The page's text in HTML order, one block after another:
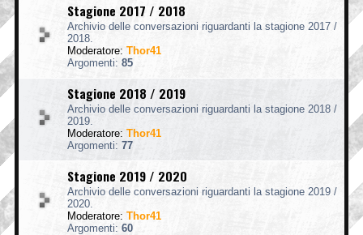
Stagione 2017 / 2018
Archivio delle conversazioni riguardanti la stagione 2017 /
2018.
Moderatore: Thor41
Argomenti: 85
Stagione 2018 / 2019
Archivio delle conversazioni riguardanti la stagione 2018 /
2019.
Moderatore: Thor41
Argomenti: 77
Stagione 2019 / 2020
Archivio delle conversazioni riguardanti la stagione 2019 /
2020.
Moderatore: Thor41
Argomenti: 60